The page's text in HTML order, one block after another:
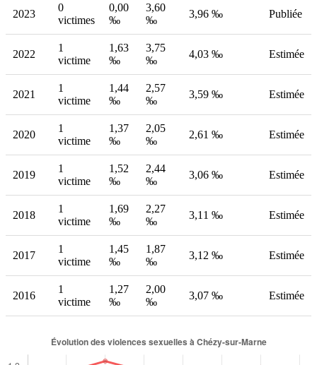
2023
0
victimes
0,00
‰
3,60
‰
3,96 ‰ Publiée
2022
1
victime
1,63
‰
3,75
‰
4,03 ‰ Estimée
2021
1
victime
1,44
‰
2,57
‰
3,59 ‰ Estimée
2020
1
victime
1,37
‰
2,05
‰
2,61 ‰ Estimée
2019
1
victime
1,52
‰
2,44
‰
3,06 ‰ Estimée
2018
1
victime
1,69
‰
2,27
‰
3,11 ‰ Estimée
2017
1
victime
1,45
‰
1,87
‰
3,12 ‰ Estimée
2016
1
victime
1,27
‰
2,00
‰
3,07 ‰ Estimée